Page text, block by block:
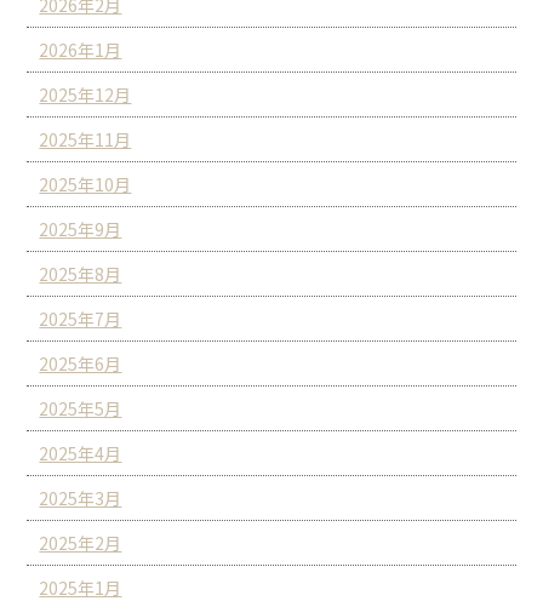
2026年1月
2025年12月
2025年11月
2025年10月
2025年9月
2025年8月
2025年7月
2025年6月
2025年5月
2025年4月
2025年3月
2025年2月
2025年1月